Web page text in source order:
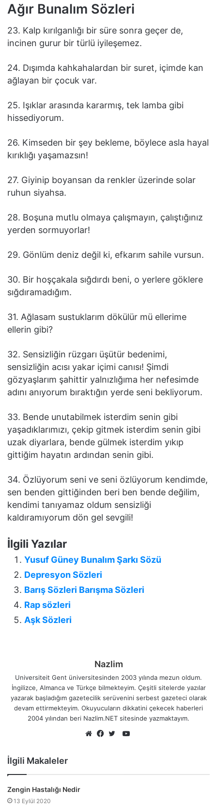
Ağır Bunalım Sözleri
23. Kalp kırılganlığı bir süre sonra geçer de,
incinen gurur bir türlü iyileşemez.
24. Dışımda kahkahalardan bir suret, içimde kan
ağlayan bir çocuk var.
25. Işıklar arasında kararmış, tek lamba gibi
hissediyorum.
26. Kimseden bir şey bekleme, böylece asla hayal
kırıklığı yaşamazsın!
27. Giyinip boyansan da renkler üzerinde solar
ruhun siyahsa.
28. Boşuna mutlu olmaya çalışmayın, çalıştığınız
yerden sormuyorlar!
29. Gönlüm deniz değil ki, efkarım sahile vursun.
30. Bir hoşçakala sığdırdı beni, o yerlere göklere
sığdıramadığım.
31. Ağlasam sustuklarım dökülür mü ellerime
ellerin gibi?
32. Sensizliğin rüzgarı üşütür bedenimi,
sensizliğin acısı yakar içimi canısı! Şimdi
gözyaşlarım şahittir yalnızlığıma her nefesimde
adını anıyorum bıraktığın yerde seni bekliyorum.
33. Bende unutabilmek isterdim senin gibi
yaşadıklarımızı, çekip gitmek isterdim senin gibi
uzak diyarlara, bende gülmek isterdim yıkıp
gittiğim hayatın ardından senin gibi.
34. Özlüyorum seni ve seni özlüyorum kendimde,
sen benden gittiğinden beri ben bende değilim,
kendimi tanıyamaz oldum sensizliği
kaldıramıyorum dön gel sevgili!
İlgili Yazılar
Yusuf Güney Bunalım Şarkı Sözü
Depresyon Sözleri
Barış Sözleri Barışma Sözleri
Rap sözleri
Aşk Sözleri
Nazlim
Universiteit Gent üniversitesinden 2003 yılında mezun oldum.
İngilizce, Almanca ve Türkçe bilmekteyim. Çeşitli sitelerde yazılar
yazarak başladığım gazetecilik serüvenini serbest gazeteci olarak
devam ettirmekteyim. Okuyucuların dikkatini çekecek haberleri
2004 yılından beri Nazlim.NET sitesinde yazmaktayım.
YouTube
İlgili Makaleler
Zengin Hastalığı Nedir
13 Eylül 2020